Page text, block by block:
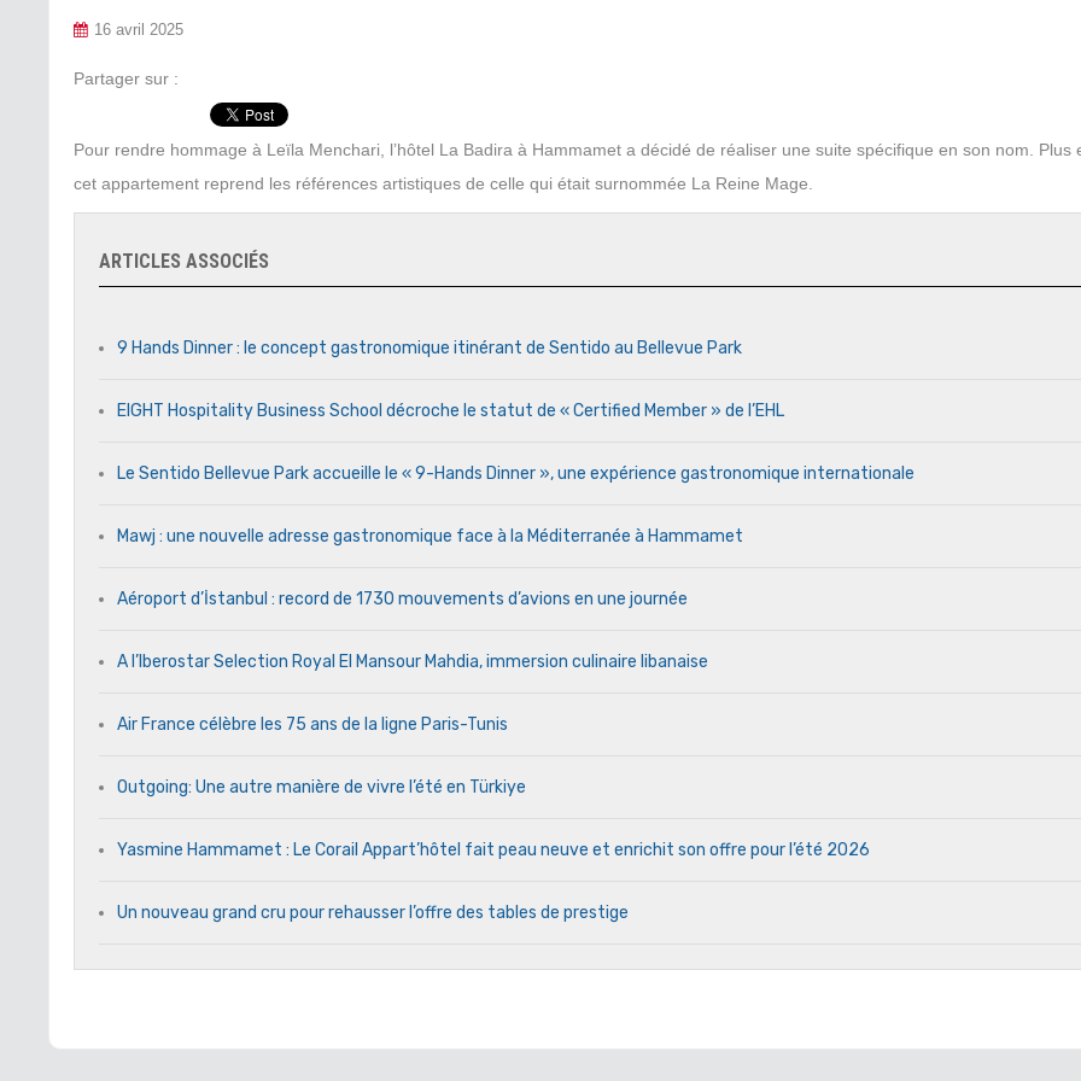
16 avril 2025
Partager sur :
Pour rendre hommage à Leïla Menchari, l’hôtel La Badira à Hammamet a décidé de réaliser une suite spécifique en son nom. Plus
cet appartement reprend les références artistiques de celle qui était surnommée La Reine Mage.
ARTICLES ASSOCIÉS
9 Hands Dinner : le concept gastronomique itinérant de Sentido au Bellevue Park
EIGHT Hospitality Business School décroche le statut de « Certified Member » de l’EHL
Le Sentido Bellevue Park accueille le « 9-Hands Dinner », une expérience gastronomique internationale
Mawj : une nouvelle adresse gastronomique face à la Méditerranée à Hammamet
Aéroport d’İstanbul : record de 1730 mouvements d’avions en une journée
A l’Iberostar Selection Royal El Mansour Mahdia, immersion culinaire libanaise
Air France célèbre les 75 ans de la ligne Paris-Tunis
Outgoing: Une autre manière de vivre l’été en Türkiye
Yasmine Hammamet : Le Corail Appart’hôtel fait peau neuve et enrichit son offre pour l’été 2026
Un nouveau grand cru pour rehausser l’offre des tables de prestige